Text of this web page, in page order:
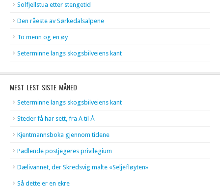
Solfjellstua etter stengetid
Den råeste av Sørkedalsalpene
To menn og en øy
Seterminne langs skogsbilveiens kant
MEST LEST SISTE MÅNED
Seterminne langs skogsbilveiens kant
Steder få har sett, fra A til Å
Kjentmannsboka gjennom tidene
Padlende postjegeres privilegium
Dælivannet, der Skredsvig malte «Seljefløyten»
Så dette er en ekre